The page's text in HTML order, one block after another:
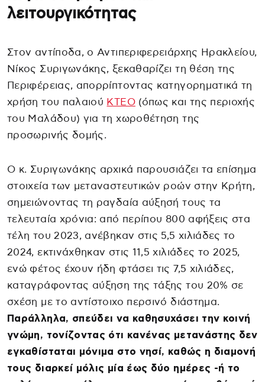
λειτουργικότητας
Στον αντίποδα, ο Αντιπεριφερειάρχης Ηρακλείου,
Νίκος Συριγωνάκης, ξεκαθαρίζει τη θέση της
Περιφέρειας, απορρίπτοντας κατηγορηματικά τη
χρήση του παλαιού ΚΤΕΟ(όπως και της περιοχής
του Μαλάδου) για τη χωροθέτηση της
προσωρινής δομής.
Ο κ. Συριγωνάκης αρχικά παρουσιάζει τα επίσημα
στοιχεία των μεταναστευτικών ροών στην Κρήτη,
σημειώνοντας τη ραγδαία αύξησή τους τα
τελευταία χρόνια: από περίπου 800 αφήξεις στα
τέλη του 2023, ανέβηκαν στις 5,5 χιλιάδες το
2024, εκτινάχθηκαν στις 11,5 χιλιάδες το 2025,
ενώ φέτος έχουν ήδη φτάσει τις 7,5 χιλιάδες,
καταγράφοντας αύξηση της τάξης του 20% σε
σχέση με το αντίστοιχο περσινό διάστημα.
Παράλληλα, σπεύδει να καθησυχάσει την κοινή
γνώμη, τονίζοντας ότι κανένας μετανάστης δεν
εγκαθίσταται μόνιμα στο νησί, καθώς η διαμονή
τους διαρκεί μόλις μία έως δύο ημέρες -ή το